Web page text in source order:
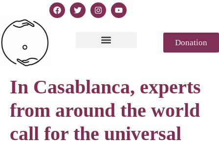
Donation
In Casablanca, experts
from around the world
call for the universal